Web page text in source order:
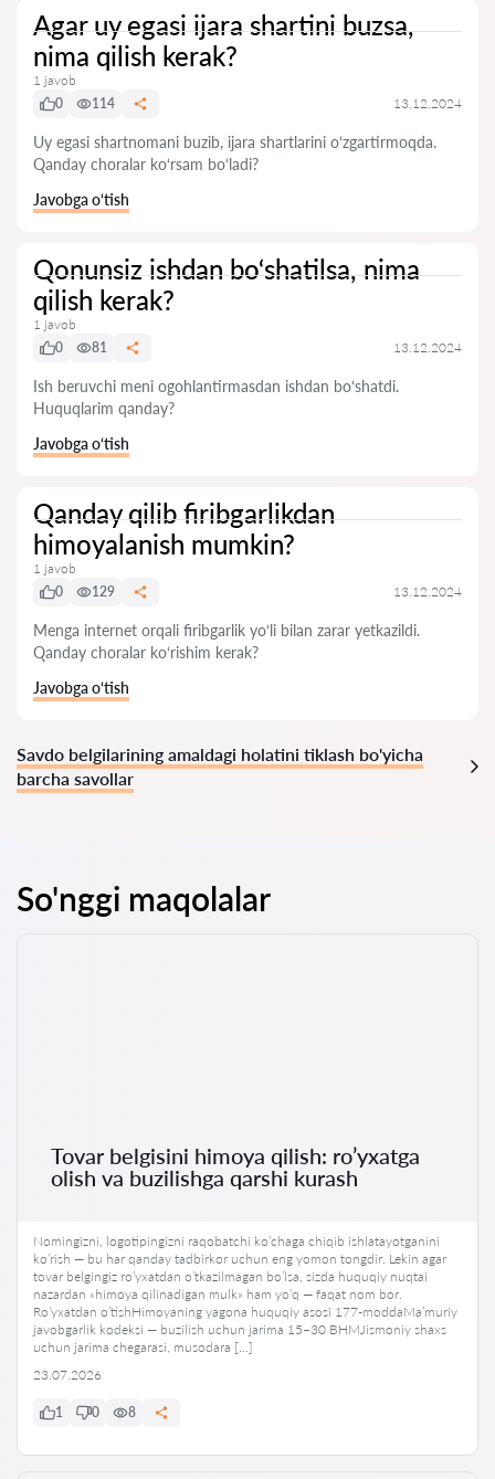
Agar uy egasi ijara shartini buzsa,
nima qilish kerak?
1 javob
0
114 13.12.2024
Uy egasi shartnomani buzib, ijara shartlarini o‘zgartirmoqda.
Qanday choralar ko‘rsam bo‘ladi?
Javobga o‘tish
Qonunsiz ishdan bo‘shatilsa, nima
qilish kerak?
1 javob
0
81 13.12.2024
Ish beruvchi meni ogohlantirmasdan ishdan bo‘shatdi.
Huquqlarim qanday?
Javobga o‘tish
Qanday qilib firibgarlikdan
himoyalanish mumkin?
1 javob
0
129 13.12.2024
Menga internet orqali firibgarlik yo‘li bilan zarar yetkazildi.
Qanday choralar ko‘rishim kerak?
Javobga o‘tish
Savdo belgilarining amaldagi holatini tiklash bo'yicha
barcha savollar
So'nggi maqolalar
Tovar belgisini himoya qilish: ro’yxatga
olish va buzilishga qarshi kurash
Nomingizni, logotipingizni raqobatchi ko’chaga chiqib ishlatayotganini
ko’rish — bu har qanday tadbirkor uchun eng yomon tongdir. Lekin agar
tovar belgingiz ro’yxatdan o’tkazilmagan bo’lsa, sizda huquqiy nuqtai
nazardan «himoya qilinadigan mulk» ham yo’q — faqat nom bor.
Ro’yxatdan o’tishHimoyaning yagona huquqiy asosi 177-moddaMa’muriy
javobgarlik kodeksi — buzilish uchun jarima 15–30 BHMJismoniy shaxs
uchun jarima chegarasi, musodara […]
23.07.2026
1 0 8